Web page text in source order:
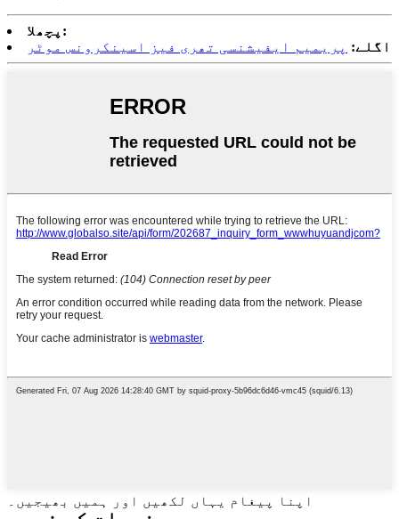
پچھلا:
اگلے: پریمیم ایفیشنسی تھری فیز اسینکرونس موٹر
اپنا پیغام یہاں لکھیں اور ہمیں بھیجیں۔